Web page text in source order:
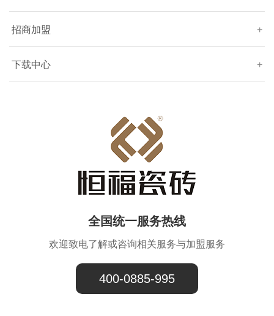
招商加盟 +
下载中心 +
全国统一服务热线
欢迎致电了解或咨询相关服务与加盟服务
400-0885-995